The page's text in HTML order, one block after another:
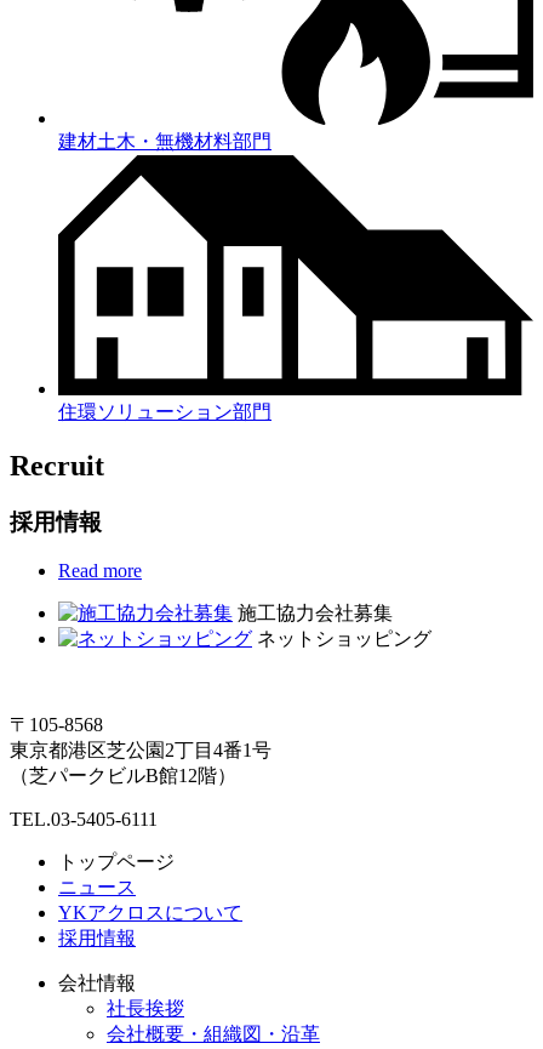
建材土木・無機材料部門
住環ソリューション部門
Recruit
採用情報
Read more
施工協力会社募集
ネットショッピング
〒105-8568
東京都港区芝公園2丁目4番1号
（芝パークビルB館12階）
TEL.03-5405-6111
トップページ
ニュース
YKアクロスについて
採用情報
会社情報
社長挨拶
会社概要・組織図・沿革